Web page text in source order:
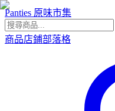
Panties 原味市集
商品店鋪部落格